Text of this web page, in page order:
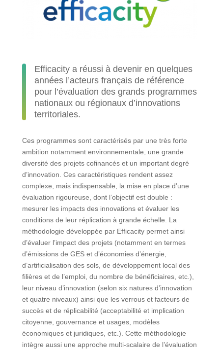
Efficacity a réussi à devenir en quelques
années l’acteurs français de référence
pour l’évaluation des grands programmes
nationaux ou régionaux d’innovations
territoriales.
Ces programmes sont caractérisés par une très forte
ambition notamment environnementale, une grande
diversité des projets cofinancés et un important degré
d’innovation. Ces caractéristiques rendent assez
complexe, mais indispensable, la mise en place d’une
évaluation rigoureuse, dont l’objectif est double :
mesurer les impacts des innovations et évaluer les
conditions de leur réplication à grande échelle. La
méthodologie développée par Efficacity permet ainsi
d’évaluer l’impact des projets (notamment en termes
d’émissions de GES et d’économies d’énergie,
d’artificialisation des sols, de développement local des
filières et de l’emploi, du nombre de bénéficiaires, etc.),
leur niveau d’innovation (selon six natures d’innovation
et quatre niveaux) ainsi que les verrous et facteurs de
succès et de réplicabilité (acceptabilité et implication
citoyenne, gouvernance et usages, modèles
économiques et juridiques, etc.). Cette méthodologie
intègre aussi une approche multi-scalaire de l’évaluation